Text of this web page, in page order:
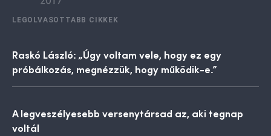
LEGOLVASOTTABB CIKKEK
Raskó László: „Úgy voltam vele, hogy ez egy
próbálkozás, megnézzük, hogy működik-e.”
A legveszélyesebb versenytársad az, aki tegnap
voltál